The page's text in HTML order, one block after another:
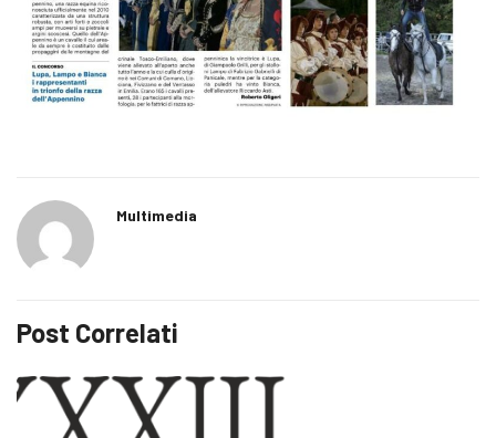
Multimedia
Post Correlati